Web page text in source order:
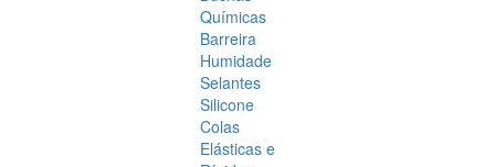
Químicas
Barreira
Humidade
Selantes
Silicone
Colas
Elásticas e